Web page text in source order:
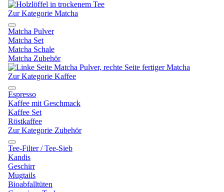
Zur Kategorie Matcha
Matcha Pulver
Matcha Set
Matcha Schale
Matcha Zubehör
Zur Kategorie Kaffee
Espresso
Kaffee mit Geschmack
Kaffee Set
Röstkaffee
Zur Kategorie Zubehör
Tee-Filter / Tee-Sieb
Kandis
Geschirr
Mugtails
Bioabfalltüten